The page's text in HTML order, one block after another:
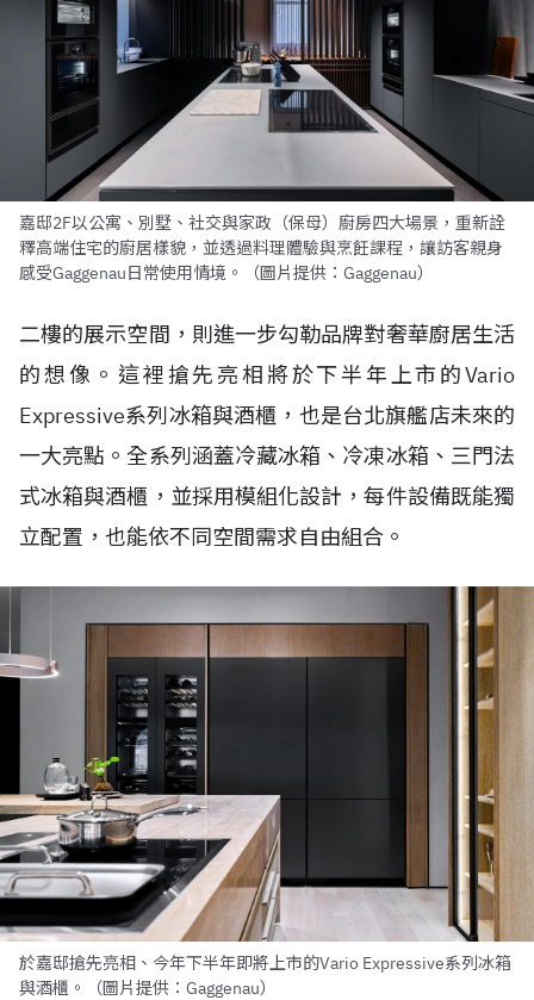
嘉邸2F以公寓、別墅、社交與家政（保母）廚房四大場景，重新詮
釋高端住宅的廚居樣貌，並透過料理體驗與烹飪課程，讓訪客親身
感受Gaggenau日常使用情境。（圖片提供：Gaggenau）
二樓的展示空間，則進一步勾勒品牌對奢華廚居生活
的想像。這裡搶先亮相將於下半年上市的Vario
Expressive系列冰箱與酒櫃，也是台北旗艦店未來的
一大亮點。全系列涵蓋冷藏冰箱、冷凍冰箱、三門法
式冰箱與酒櫃，並採用模組化設計，每件設備既能獨
立配置，也能依不同空間需求自由組合。
於嘉邸搶先亮相、今年下半年即將上市的Vario Expressive系列冰箱
與酒櫃。（圖片提供：Gaggenau）